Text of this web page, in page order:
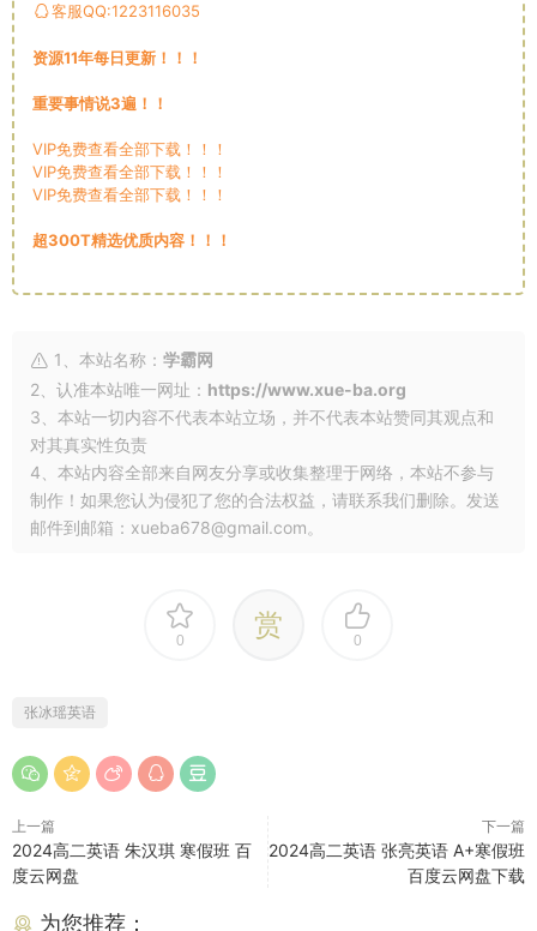
客服QQ:1223116035
资源11年每日更新！！！
重要事情说3遍！！
VIP免费查看全部下载！！！
VIP免费查看全部下载！！！
VIP免费查看全部下载！！！
超300T精选优质内容！！！
1、本站名称： 学霸网
2、认准本站唯一网址： https://www.xue-ba.org
3、本站一切内容不代表本站立场，并不代表本站赞同其观点和
对其真实性负责
4、本站内容全部来自网友分享或收集整理于网络，本站不参与
制作！如果您认为侵犯了您的合法权益，请联系我们删除。发送
邮件到邮箱：xueba678@gmail.com。
0 赏 0
张冰瑶英语
上一篇
2024高二英语 朱汉琪 寒假班 百
度云网盘
下一篇
2024高二英语 张亮英语 A+寒假班
百度云网盘下载
为您推荐：